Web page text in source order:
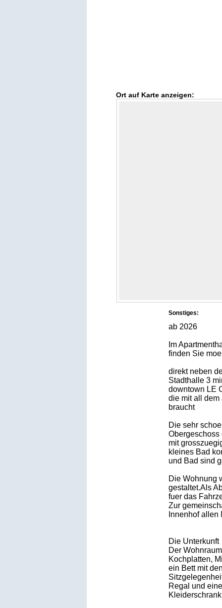
Ort auf Karte anzeigen:
Sonstiges:
ab 2026
Im
finden Sie
direkt neben
Stadthalle 3
downtown LE
die mit all dem
braucht
Die sehr
Obergeschoss
mit
kleines Bad
und Bad sind
Die Wohnung
gestaltet.Als
fuer das
Zur
Innenhof
Die Unterkunft
Der
Kochplatten,
ein Bett mit
Regal und